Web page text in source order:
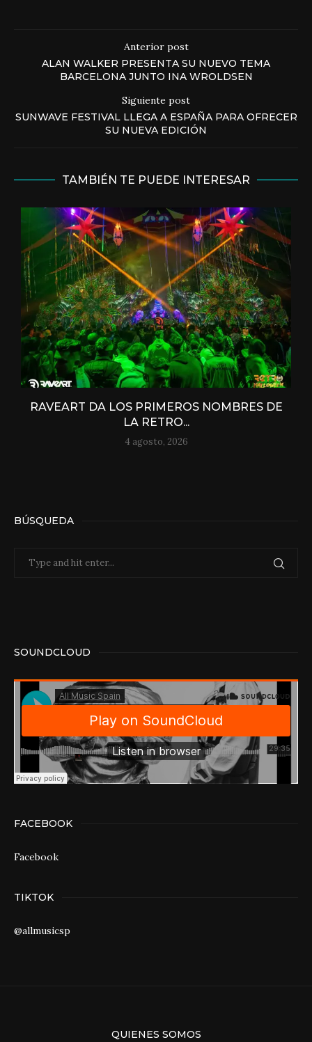
Anterior post
ALAN WALKER PRESENTA SU NUEVO TEMA
BARCELONA JUNTO INA WROLDSEN
Siguiente post
SUNWAVE FESTIVAL LLEGA A ESPAÑA PARA OFRECER
SU NUEVA EDICIÓN
TAMBIÉN TE PUEDE INTERESAR
RAVEART DA LOS PRIMEROS NOMBRES DE
LA RETRO...
4 agosto, 2026
BÚSQUEDA
SOUNDCLOUD
FACEBOOK
Facebook
TIKTOK
@allmusicsp
QUIENES SOMOS